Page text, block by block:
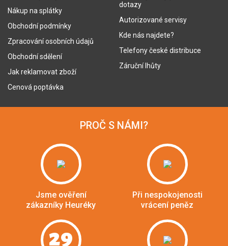
Nákup na splátky
Obchodní podmínky
Zpracování osobních údajů
Obchodní sdělení
Jak reklamovat zboží
Cenová poptávka
dotazy
Autorizované servisy
Kde nás najdete?
Telefony české distribuce
Záruční lhůty
PROČ S NÁMI?
Jsme ověření
zákazníky Heuréky
Při nespokojenosti
vrácení peněz
29